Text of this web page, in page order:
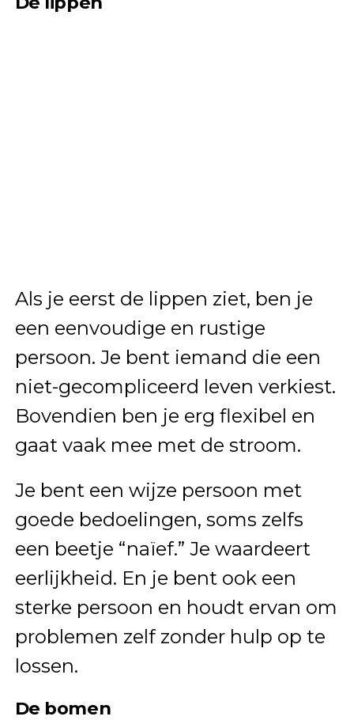
Als je eerst de lippen ziet, ben je
een eenvoudige en rustige
persoon. Je bent iemand die een
niet-gecompliceerd leven verkiest.
Bovendien ben je erg flexibel en
gaat vaak mee met de stroom.
Je bent een wijze persoon met
goede bedoelingen, soms zelfs
een beetje “naïef.” Je waardeert
eerlijkheid. En je bent ook een
sterke persoon en houdt ervan om
problemen zelf zonder hulp op te
lossen.
De bomen